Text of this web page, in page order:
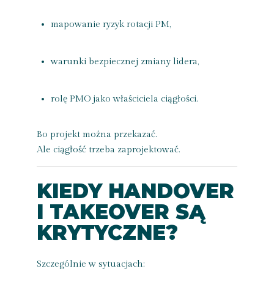
mapowanie ryzyk rotacji PM,
warunki bezpiecznej zmiany lidera,
rolę PMO jako właściciela ciągłości.
Bo projekt można przekazać.
Ale ciągłość trzeba zaprojektować.
KIEDY HANDOVER
I TAKEOVER SĄ
KRYTYCZNE?
Szczególnie w sytuacjach: